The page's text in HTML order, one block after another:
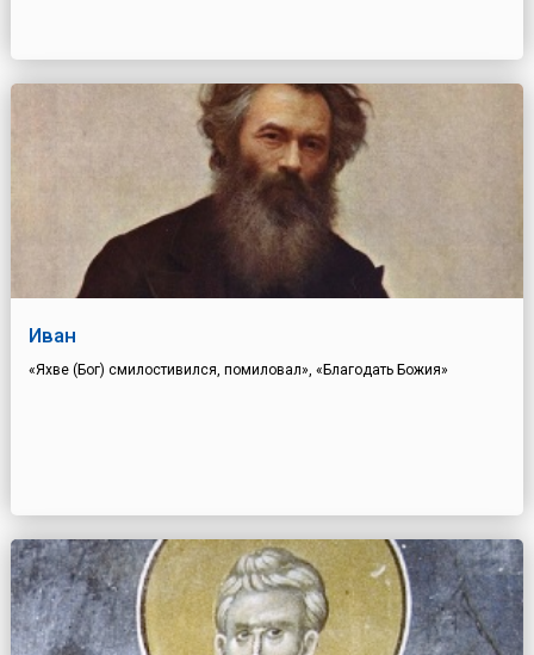
Иван
«Яхве (Бог) смилостивился, помиловал», «Благодать Божия»